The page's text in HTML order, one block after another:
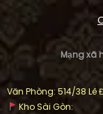
Mạng xã
Văn Phòng: 514/38 Lê
Kho Sài Gòn: